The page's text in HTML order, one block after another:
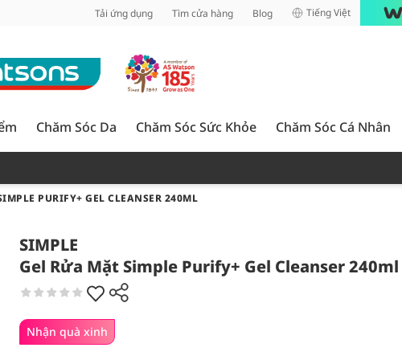
Tải ứng dụng Tìm cửa hàng Blog Tiếng Việt
Chăm Sóc Da Chăm Sóc Sức Khỏe Chăm Sóc Cá Nhân
PURIFY+ GEL CLEANSER 240ML
SIMPLE
Gel Rửa Mặt Simple Purify+ Gel Cleanser 240ml
Nhận quà xinh